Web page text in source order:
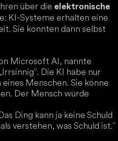
über die elektronische
KI-Systeme erhalten eine
Sie könnten dann selbst
Microsoft AI, nannte
Die KI habe nur
Menschen. Sie könne
Der Mensch würde
Ding kann ja keine Schuld
verstehen, was Schuld ist."